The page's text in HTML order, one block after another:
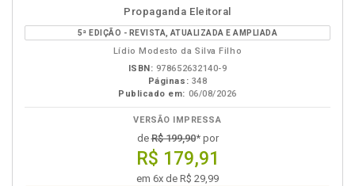
disponível
em
eBook
Disponível
na
B.V.
páginas
Propaganda Eleitoral
5ª EDIÇÃO - REVISTA, ATUALIZADA E AMPLIADA
Lídio Modesto da Silva Filho
ISBN: 978652632140-9
Páginas: 348
Publicado em: 06/08/2026
VERSÃO IMPRESSA
deR$ 199,90* por
R$ 179,91
em 6x de R$ 29,99